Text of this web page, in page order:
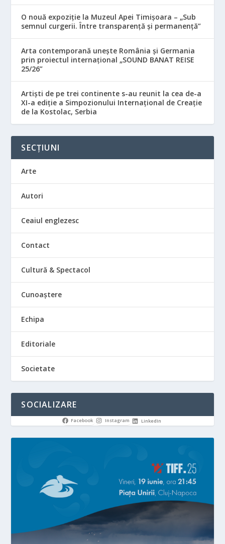
O nouă expoziție la Muzeul Apei Timișoara – „Sub
semnul curgerii. Între transparență și permanență”
Arta contemporană unește România și Germania
prin proiectul internațional „SOUND BANAT REISE
25/26”
Artiști de pe trei continente s-au reunit la cea de-a
XI-a ediție a Simpozionului Internațional de Creație
de la Kostolac, Serbia
SECȚIUNI
Arte
Autori
Ceaiul englezesc
Contact
Cultură & Spectacol
Cunoaștere
Echipa
Editoriale
Societate
SOCIALIZARE
Facebook Instagram LinkedIn